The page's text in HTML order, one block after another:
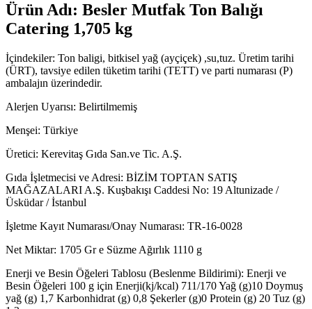
Ürün Adı: Besler Mutfak Ton Balığı
Catering 1,705 kg
İçindekiler: Ton baligi, bitkisel yağ (ayçiçek) ,su,tuz. Üretim tarihi
(ÜRT), tavsiye edilen tüketim tarihi (TETT) ve parti numarası (P)
ambalajın üzerindedir.
Alerjen Uyarısı: Belirtilmemiş
Menşei: Türkiye
Üretici: Kerevitaş Gıda San.ve Tic. A.Ş.
Gıda İşletmecisi ve Adresi: BİZİM TOPTAN SATIŞ
MAĞAZALARI A.Ş. Kuşbakışı Caddesi No: 19 Altunizade /
Üsküdar / İstanbul
İşletme Kayıt Numarası/Onay Numarası: TR-16-0028
Net Miktar: 1705 Gr e Süzme Ağırlık 1110 g
Enerji ve Besin Öğeleri Tablosu (Beslenme Bildirimi): Enerji ve
Besin Öğeleri 100 g için Enerji(kj/kcal) 711/170 Yağ (g)10 Doymuş
yağ (g) 1,7 Karbonhidrat (g) 0,8 Şekerler (g)0 Protein (g) 20 Tuz (g)